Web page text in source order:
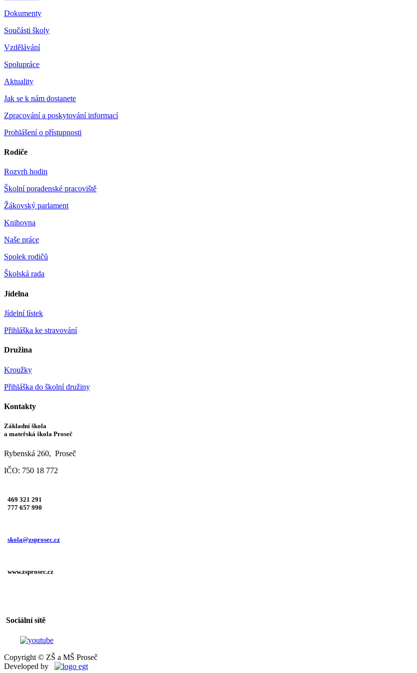
Dokumenty
Součásti školy
Vzdělávání
Spolupráce
Aktuality
Jak se k nám dostanete
Zpracování a poskytování informací
Prohlášení o přístupnosti
Rodiče
Rozvrh hodin
Školní poradenské pracoviště
Žákovský parlament
Knihovna
Naše práce
Spolek rodičů
Školská rada
Jídelna
Jídelní lístek
Přihláška ke stravování
Družina
Kroužky
Přihláška do školní družiny
Kontakty
Základní škola
a mateřská škola Proseč
Rybenská 260, Proseč
IČO: 750 18 772
469 321 291
777 657 990
skola@zsprosec.cz
www.zsprosec.cz
Sociální sítě
Copyright © ZŠ a MŠ Proseč
Developed by